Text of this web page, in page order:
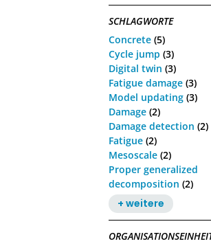
SCHLAGWORTE
Concrete (5)
Cycle jump (3)
Digital twin (3)
Fatigue damage (3)
Model updating (3)
Damage (2)
Damage detection (2)
Fatigue (2)
Mesoscale (2)
Proper generalized
decomposition (2)
+ weitere